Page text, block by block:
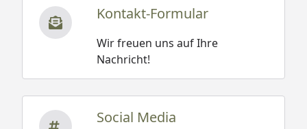
Kontakt-Formular
Wir freuen uns auf Ihre
Nachricht!
Social Media